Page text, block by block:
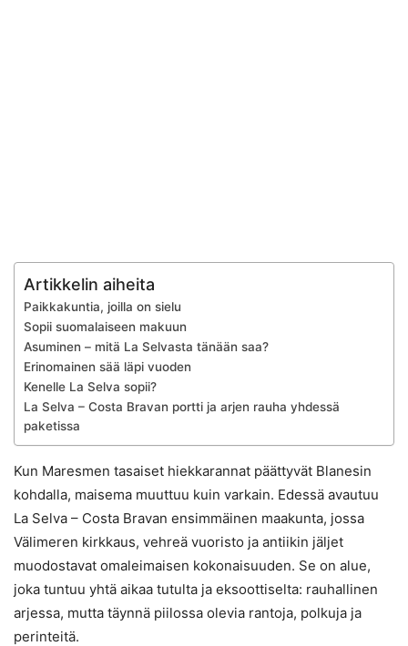
Artikkelin aiheita
Paikkakuntia, joilla on sielu
Sopii suomalaiseen makuun
Asuminen – mitä La Selvasta tänään saa?
Erinomainen sää läpi vuoden
Kenelle La Selva sopii?
La Selva – Costa Bravan portti ja arjen rauha yhdessä
paketissa
Kun Maresmen tasaiset hiekkarannat päättyvät Blanesin
kohdalla, maisema muuttuu kuin varkain. Edessä avautuu
La Selva – Costa Bravan ensimmäinen maakunta, jossa
Välimeren kirkkaus, vehreä vuoristo ja antiikin jäljet
muodostavat omaleimaisen kokonaisuuden. Se on alue,
joka tuntuu yhtä aikaa tutulta ja eksoottiselta: rauhallinen
arjessa, mutta täynnä piilossa olevia rantoja, polkuja ja
perinteitä.